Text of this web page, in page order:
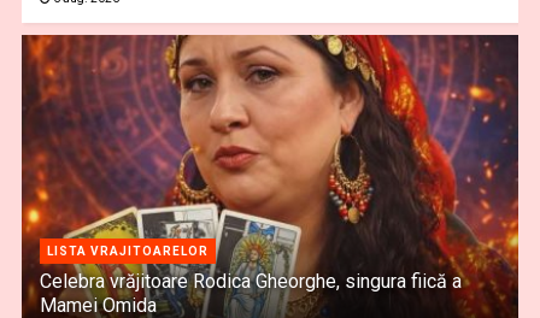
LISTA VRAJITOARELOR
Celebra vrăjitoare Rodica Gheorghe, singura fiică a
Mamei Omida